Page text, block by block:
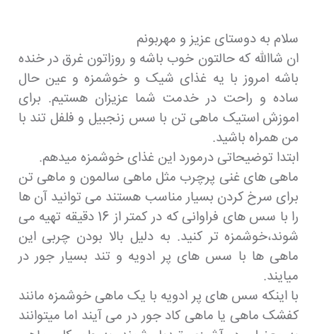
سلام به دوستای عزیز و مهربونم
ان شاالله که حالتون خوب باشه و روزاتون غرق در خنده
باشه امروز با یه غذای شیک و خوشمزه و عین حال
ساده و راحت در خدمت شما عزیزان هستیم. برای
اموزش استیک ماهی تن با سس زنجبیل و فلفل تند با
من همراه باشید.
ابتدا توضیحاتی درمورد این غذای خوشمزه میدهم.
ماهی های غنی پرچرب مثل ماهی سالمون و ماهی تن
برای سرخ کردن بسیار مناسب هستند می توانید آن ها
را با سس های فراوانی که در کمتر از 16 دقیقه تهیه می
شوند،خوشمزه تر کنید. به دلیل بالا بودن چربی این
ماهی ها با سس های پر ادویه و تند بسیار جور در
میایند.
با اینکه سس های پر ادویه با یک ماهی خوشمزه مانند
کفشک ماهی یا ماهی کاد جور در می آیند اما میتوانند